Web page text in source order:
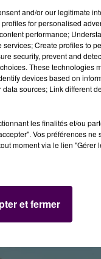
: rappelons que cet
fois dans la
and/or our legitimate
for personalised
performance;
Create profiles to
security, prevent and
These technologies
devices based on
sources; Link different
les finalités et/ou
Vos préférences
moment via le lien "Gérer
et fermer